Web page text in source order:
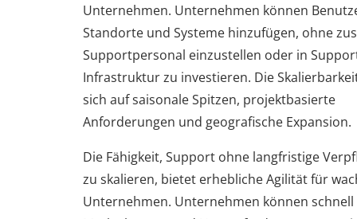
Unternehmen. Unternehmen können
Standorte und Systeme hinzufügen, ohne
Supportpersonal einzustellen oder in
Infrastruktur zu investieren. Die
sich auf saisonale Spitzen, projektbasierte
Anforderungen und geografische Expansion.
Die Fähigkeit, Support ohne langfristige
zu skalieren, bietet erhebliche Agilität für
Unternehmen. Unternehmen können schnell